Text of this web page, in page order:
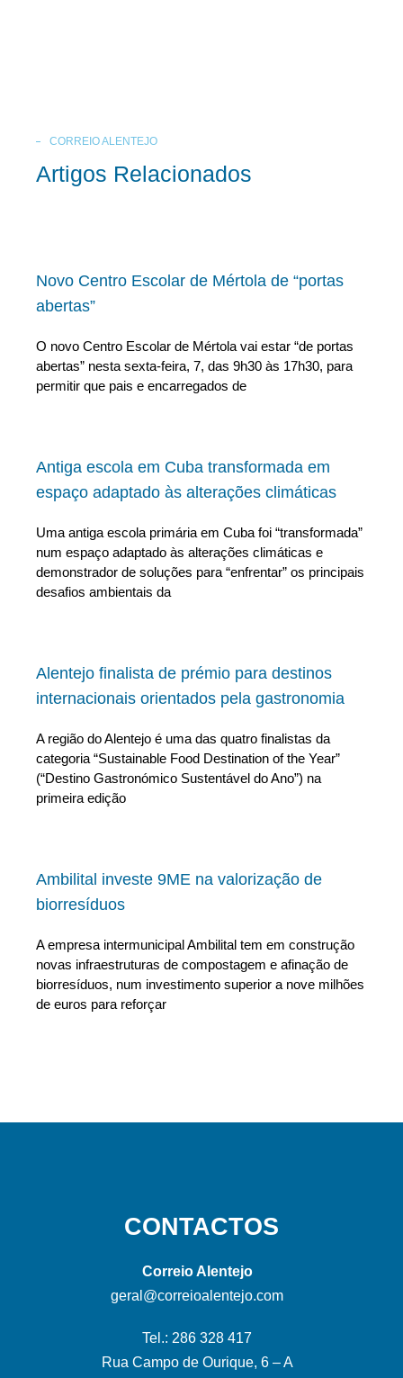
CORREIO ALENTEJO
Artigos Relacionados
Novo Centro Escolar de Mértola de “portas
abertas”
O novo Centro Escolar de Mértola vai estar “de portas
abertas” nesta sexta-feira, 7, das 9h30 às 17h30, para
permitir que pais e encarregados de
Antiga escola em Cuba transformada em
espaço adaptado às alterações climáticas
Uma antiga escola primária em Cuba foi “transformada”
num espaço adaptado às alterações climáticas e
demonstrador de soluções para “enfrentar” os principais
desafios ambientais da
Alentejo finalista de prémio para destinos
internacionais orientados pela gastronomia
A região do Alentejo é uma das quatro finalistas da
categoria “Sustainable Food Destination of the Year”
(“Destino Gastronómico Sustentável do Ano”) na
primeira edição
Ambilital investe 9ME na valorização de
biorresíduos
A empresa intermunicipal Ambilital tem em construção
novas infraestruturas de compostagem e afinação de
biorresíduos, num investimento superior a nove milhões
de euros para reforçar
CONTACTOS
Correio Alentejo
geral@correioalentejo.com
Tel.: 286 328 417
Rua Campo de Ourique, 6 – A